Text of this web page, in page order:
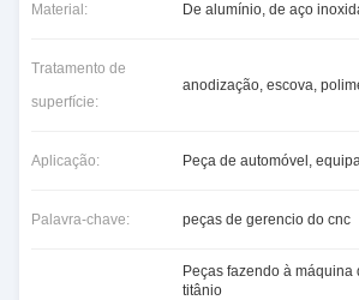
Material: De alumínio, de aço
Tratamento de
superfície:
anodização, escova,
Aplicação: Peça de automóvel,
Palavra-chave: peças de gerencio do cnc
Peças fazendo à
titânio